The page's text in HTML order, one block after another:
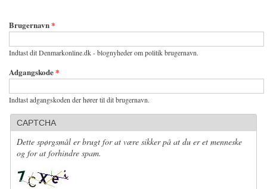
Brugernavn*
Indtast dit Denmarkonline.dk - blognyheder om politik brugernavn.
Adgangskode*
Indtast adgangskoden der hører til dit brugernavn.
CAPTCHA
Dette spørgsmål er brugt for at være sikker på at du er et menneske
og for at forhindre spam.